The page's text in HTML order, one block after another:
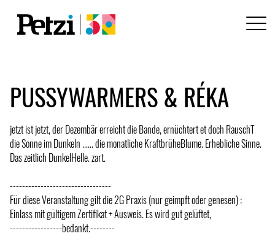
PUSSYWARMERS & RÉKA
jetzt ist jetzt, der Dezembär erreicht die Bande, ernüchtert et doch RauschT
die Sonne im Dunkeln ...... die monatliche KraftbrüheBlume. Erhebliche Sinne.
Das zeitlich DunkelHelle. zart.
---------------------------------
Für diese Veranstaltung gilt die 2G Praxis (nur geimpft oder genesen) :
Einlass mit gültigem Zertifikat + Ausweis. Es wird gut gelüftet,
-----------------bedankt.--------